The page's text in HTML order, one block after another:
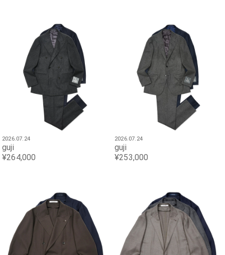
2026.07.24
guji
¥264,000
2026.07.24
guji
¥253,000